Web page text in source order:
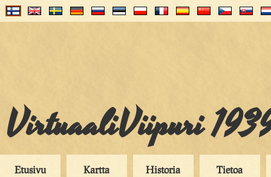
VirtuaaliViipuri
Etusivu Kartta Historia Tietoa